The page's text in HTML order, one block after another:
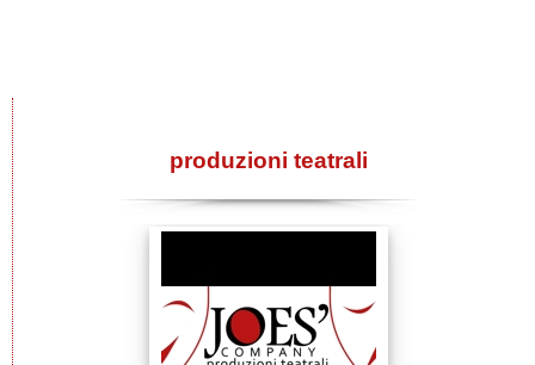
produzioni teatrali